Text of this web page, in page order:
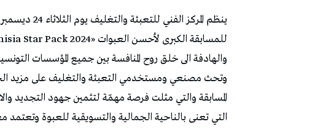
ينظم المركز
والهادفة الى خلق روح المنافسة بين جميع المؤسسات
وتحث مصنعي ومستخدمي التعبئة والتغليف على مزيد
التي تعنى بالناحية الجمالية والتسويقية للعبوة وتعتمد